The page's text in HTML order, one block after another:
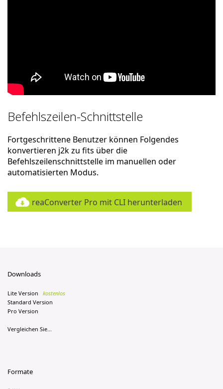
Befehlszeilen-Schnittstelle
Fortgeschrittene Benutzer können Folgendes
konvertieren j2k zu fits über die
Befehlszeilenschnittstelle im manuellen oder
automatisierten Modus.
reaConverter Pro mit CLI herunterladen
Downloads
Lite Version
kostenlos
Standard Version
Pro Version
Vergleichen Sie...
Formate